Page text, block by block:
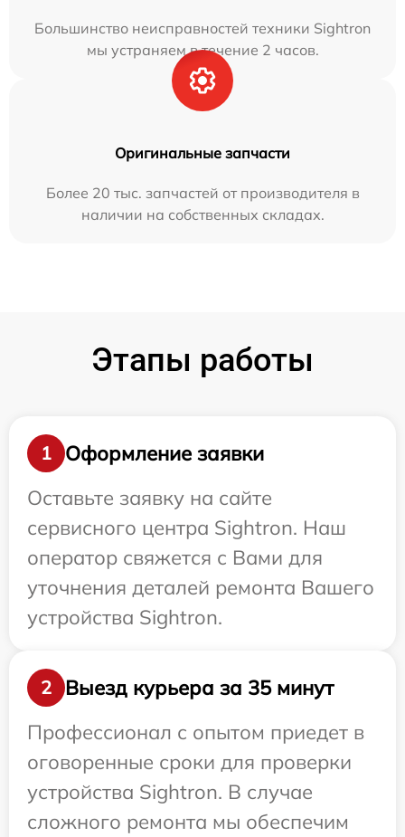
Большинство неисправностей техники Sightron
мы устраняем в течение 2 часов.
Оригинальные запчасти
Более 20 тыс. запчастей от производителя в
наличии на собственных складах.
Этапы работы
1
Оформление заявки
Оставьте заявку на сайте
сервисного центра Sightron. Наш
оператор свяжется с Вами для
уточнения деталей ремонта Вашего
устройства Sightron.
2
Выезд курьера за 35 минут
Профессионал с опытом приедет в
оговоренные сроки для проверки
устройства Sightron. В случае
сложного ремонта мы обеспечим